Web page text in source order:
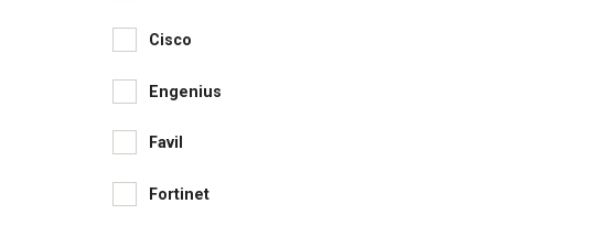
Cisco
Engenius
Favil
Fortinet